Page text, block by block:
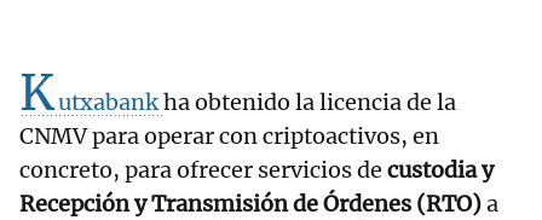
Kutxabankha obtenido la licencia de la
CNMV para operar con criptoactivos, en
concreto, para ofrecer servicios de custodia y
Recepción y Transmisión de Órdenes (RTO)a